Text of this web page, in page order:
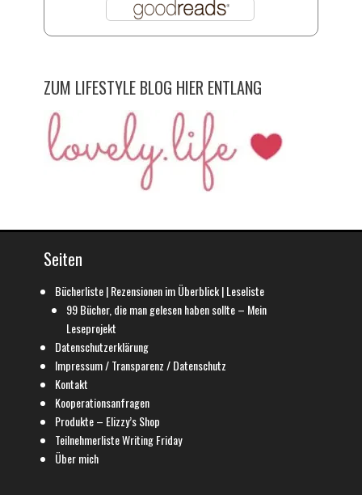
ZUM LIFESTYLE BLOG HIER ENTLANG
Seiten
Bücherliste | Rezensionen im Überblick | Leseliste
99 Bücher, die man gelesen haben sollte – Mein
Leseprojekt
Datenschutzerklärung
Impressum / Transparenz / Datenschutz
Kontakt
Kooperationsanfragen
Produkte – Elizzy’s Shop
Teilnehmerliste Writing Friday
Über mich